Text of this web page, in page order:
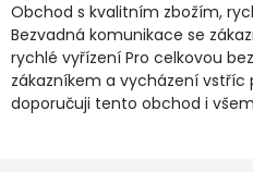
Obchod s kvalitním zbožím,
Bezvadná komunikace se
rychlé vyřízení Pro celkovou
zákazníkem a vycházení vstříc
doporučuji tento obchod i